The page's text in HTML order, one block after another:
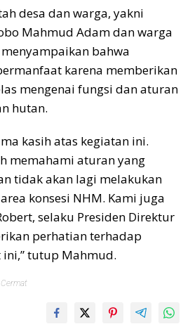
desa dan warga, yakni
Mahmud Adam dan warga
bahwa
karena memberikan
mengenai fungsi dan aturan
hutan.
kasih atas kegiatan ini.
memahami aturan yang
tidak akan lagi melakukan
konsesi NHM. Kami juga
selaku Presiden Direktur
perhatian terhadap
tutup Mahmud.